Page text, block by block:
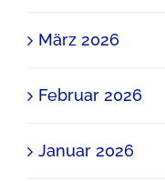
März 2026
Februar 2026
Januar 2026